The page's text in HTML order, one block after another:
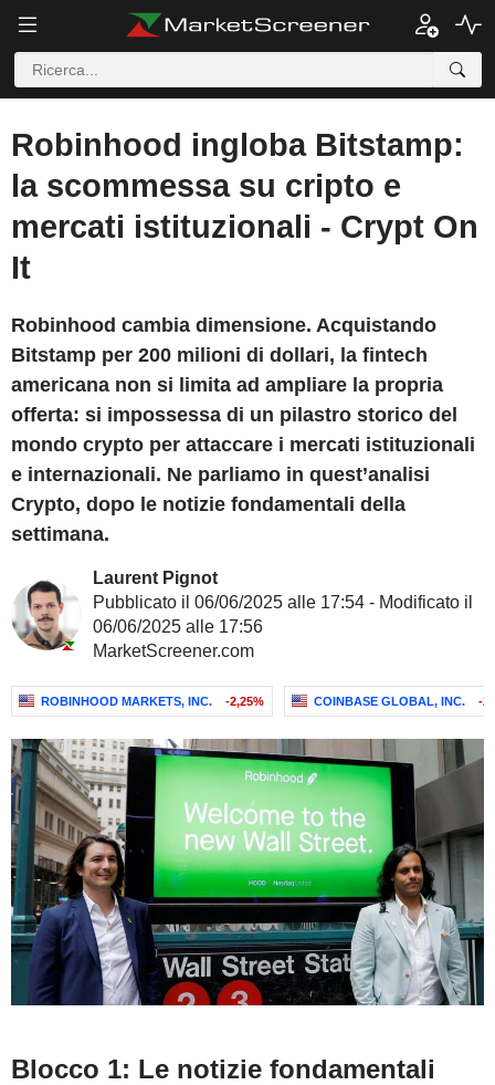
Robinhood ingloba Bitstamp:
la scommessa su cripto e
mercati istituzionali - Crypt On
It
Robinhood cambia dimensione. Acquistando
Bitstamp per 200 milioni di dollari, la fintech
americana non si limita ad ampliare la propria
offerta: si impossessa di un pilastro storico del
mondo crypto per attaccare i mercati istituzionali
e internazionali. Ne parliamo in quest’analisi
Crypto, dopo le notizie fondamentali della
settimana.
Laurent Pignot
Pubblicato il 06/06/2025 alle 17:54 - Modificato il
06/06/2025 alle 17:56
MarketScreener.com
ROBINHOOD MARKETS, INC. -2,25% COINBASE GLOBAL, INC. -
Blocco 1: Le notizie fondamentali